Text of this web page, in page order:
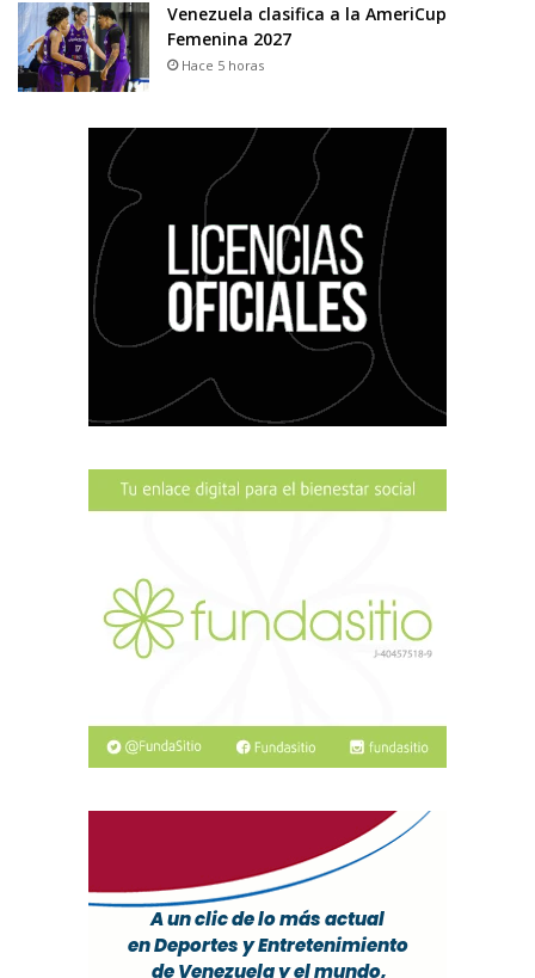
Venezuela clasifica a la AmeriCup
Femenina 2027
Hace 5 horas